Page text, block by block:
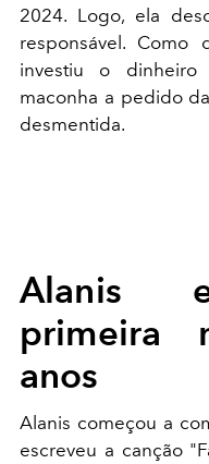
2024. Logo, ela
responsável. Como
investiu o
maconha a pedido
desmentida.
Alanis
primeira
anos
Alanis começou a
escreveu a canção